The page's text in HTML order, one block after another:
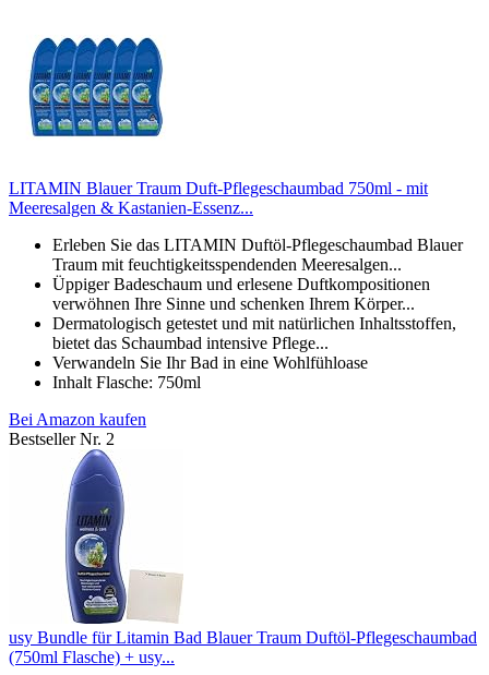
LITAMIN Blauer Traum Duft-Pflegeschaumbad 750ml - mit
Meeresalgen & Kastanien-Essenz...
Erleben Sie das LITAMIN Duftöl-Pflegeschaumbad Blauer
Traum mit feuchtigkeitsspendenden Meeresalgen...
Üppiger Badeschaum und erlesene Duftkompositionen
verwöhnen Ihre Sinne und schenken Ihrem Körper...
Dermatologisch getestet und mit natürlichen Inhaltsstoffen,
bietet das Schaumbad intensive Pflege...
Verwandeln Sie Ihr Bad in eine Wohlfühloase
Inhalt Flasche: 750ml
Bei Amazon kaufen
Bestseller Nr. 2
usy Bundle für Litamin Bad Blauer Traum Duftöl-Pflegeschaumbad
(750ml Flasche) + usy...